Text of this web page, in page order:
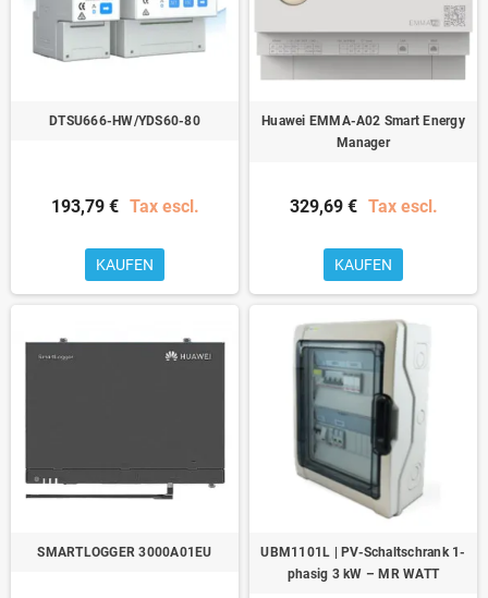
DTSU666-HW/YDS60-80
193,79 € Tax escl.
KAUFEN
Huawei EMMA-A02 Smart Energy
Manager
329,69 € Tax escl.
KAUFEN
SMARTLOGGER 3000A01EU
UBM1101L | PV-Schaltschrank 1-
phasig 3 kW – MR WATT